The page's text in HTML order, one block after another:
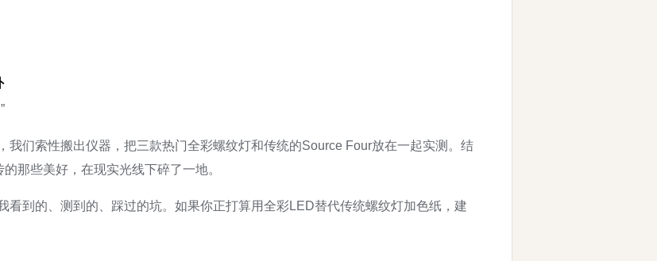
我们索性搬出仪器，把三款热门全彩螺纹灯和传统的Source Four放在一起实测。结
那些美好，在现实光线下碎了一地。
看到的、测到的、踩过的坑。如果你正打算用全彩LED替代传统螺纹灯加色纸，建